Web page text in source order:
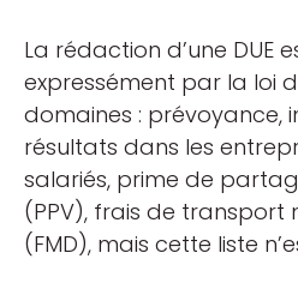
La rédaction d’une DUE
expressément par la loi
domaines : prévoyance,
résultats dans les
salariés, prime de
(PPV), frais de transport
(FMD), mais cette liste